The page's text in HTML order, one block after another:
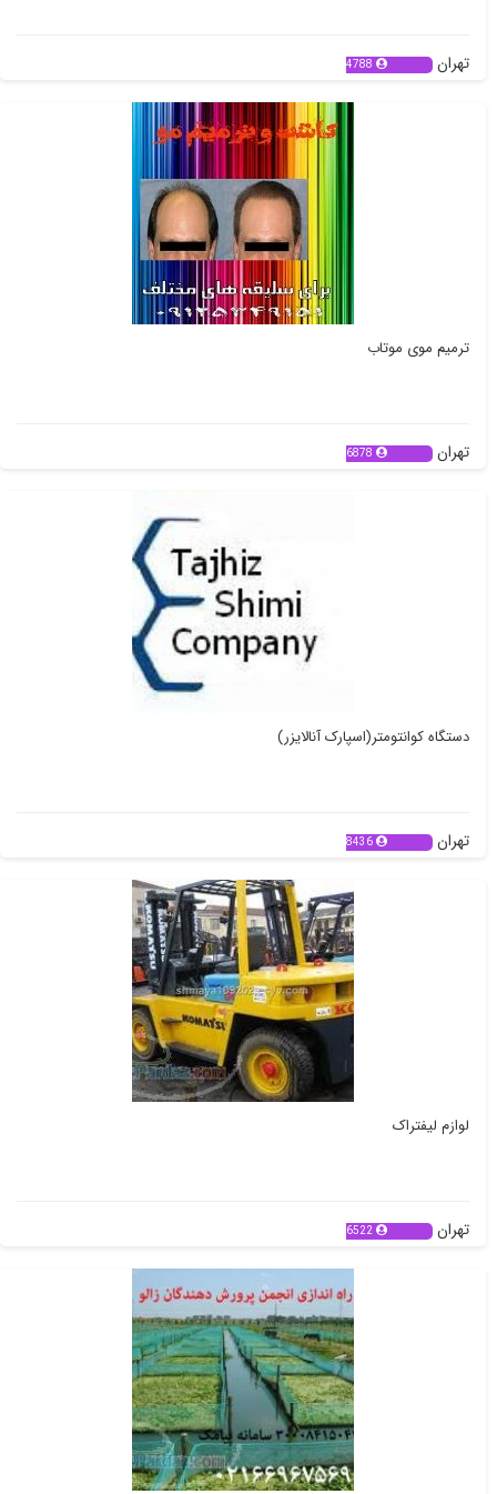
تهران 4788
ترمیم موی موتاب
تهران 6878
دستگاه کوانتومتر(اسپارک آنالایزر)
تهران 8436
لوازم لیفتراک
تهران 6522